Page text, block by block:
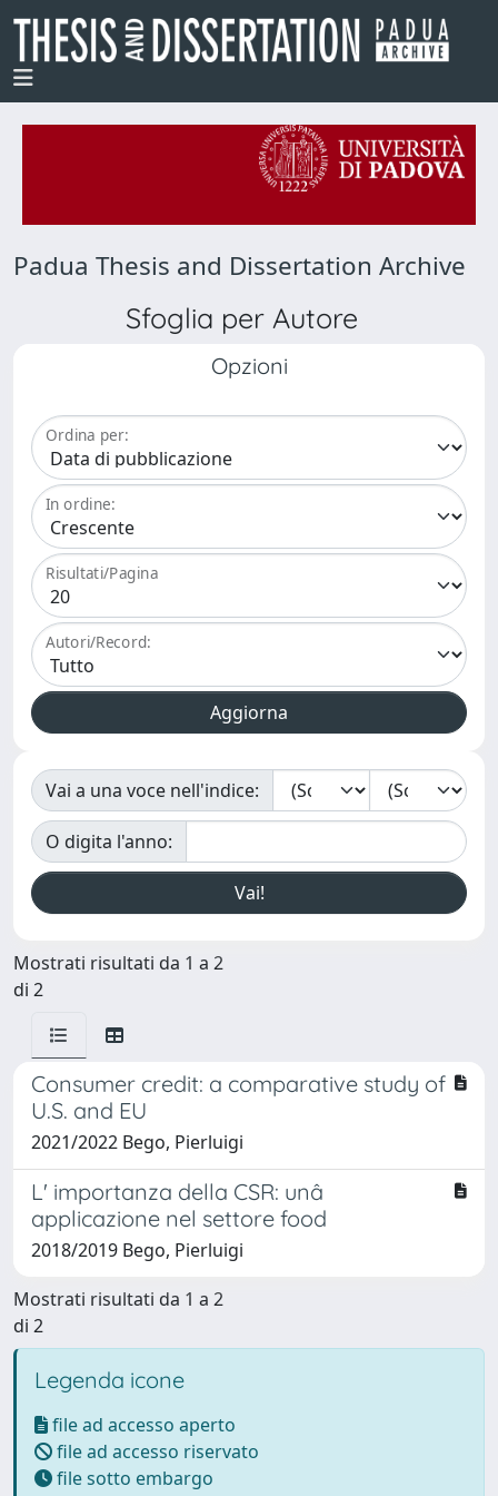
Padua Thesis and Dissertation Archive
Sfoglia per Autore
Opzioni
Ordina per:
In ordine:
Risultati/Pagina
Autori/Record:
Vai a una voce nell'indice:
O digita l'anno:
Mostrati risultati da 1 a 2
di 2
Consumer credit: a comparative study of
U.S. and EU
2021/2022 Bego, Pierluigi
L' importanza della CSR: unâ
applicazione nel settore food
2018/2019 Bego, Pierluigi
Mostrati risultati da 1 a 2
di 2
Legenda icone
file ad accesso aperto
file ad accesso riservato
file sotto embargo